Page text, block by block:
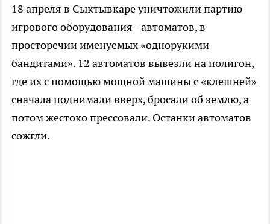
18 апреля в Сыктывкаре уничтожили партию
игрового оборудования - автоматов, в
просторечии именуемых «однорукими
бандитами». 12 автоматов вывезли на полигон,
где их с помощью мощной машины с «клешней»
сначала поднимали вверх, бросали об землю, а
потом жестоко прессовали. Останки автоматов
сожгли.